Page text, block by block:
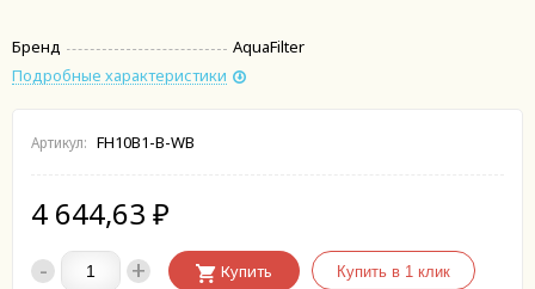
Бренд
AquaFilter
Подробные характеристики
Артикул: FH10B1-B-WB
4 644,63 ₽
- + Купить